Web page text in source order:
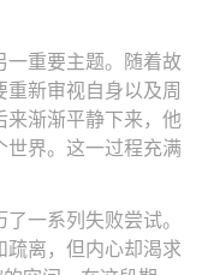
一重要主题。随着故
新审视自身以及周
来渐渐平静下来，他
世界。这一过程充满
一系列失败尝试。
疏离，但内心却渴求